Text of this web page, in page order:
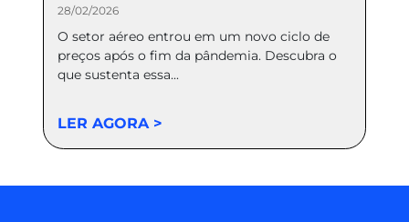
28/02/2026
O setor aéreo entrou em um novo ciclo de
preços após o fim da pândemia. Descubra o
que sustenta essa...
LER AGORA >